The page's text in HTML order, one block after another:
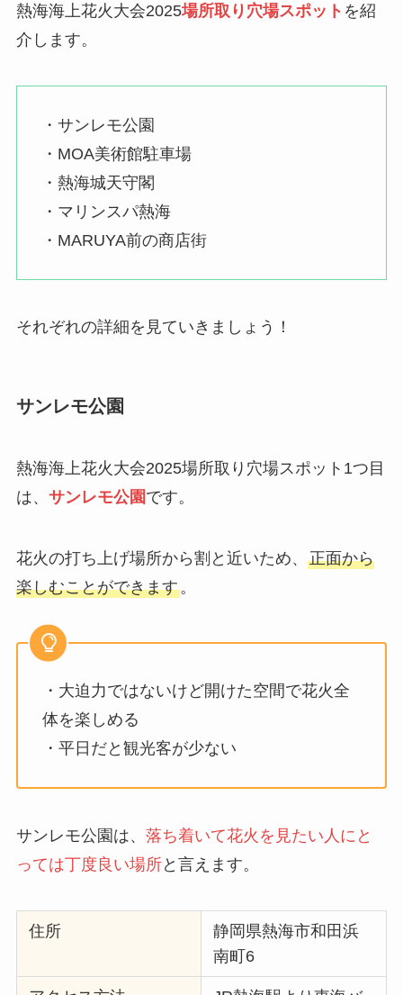
熱海海上花火大会2025場所取り穴場スポット を紹
介します。
・サンレモ公園
・MOA美術館駐車場
・熱海城天守閣
・マリンスパ熱海
・MARUYA前の商店街
それぞれの詳細を見ていきましょう！
サンレモ公園
熱海海上花火大会2025場所取り穴場スポット1つ目
は、 サンレモ公園です。
花火の打ち上げ場所から割と近いため、 正面から
楽しむことができます。
・大迫力ではないけど開けた空間で花火全
体を楽しめる
・平日だと観光客が少ない
サンレモ公園は、 落ち着いて花火を見たい人にと
っては丁度良い場所と言えます。
住所
静岡県熱海市和田浜
南町6